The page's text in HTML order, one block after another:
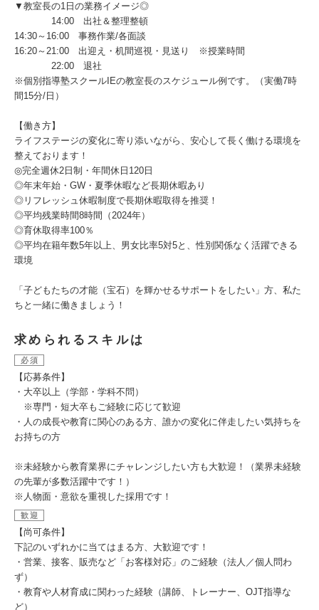
▼教室長の1日の業務イメージ◎
14:00 出社＆整理整頓
14:30～16:00 事務作業/各面談
16:20～21:00 出迎え・机間巡視・見送り ※授業時間
22:00 退社
※個別指導塾スクールIEの教室長のスケジュール例です。（実働7時
間15分/日）
【働き方】
ライフステージの変化に寄り添いながら、安心して長く働ける環境を
整えております！
◎完全週休2日制・年間休日120日
◎年末年始・GW・夏季休暇など長期休暇あり
◎リフレッシュ休暇制度で長期休暇取得を推奨！
◎平均残業時間8時間（2024年）
◎育休取得率100％
◎平均在籍年数5年以上、男女比率5対5と、性別関係なく活躍できる
環境
「子どもたちの才能（宝石）を輝かせるサポートをしたい」方、私た
ちと一緒に働きましょう！
求められるスキルは
必須
【応募条件】
・大卒以上（学部・学科不問）
※専門・短大卒もご経験に応じて歓迎
・人の成長や教育に関心のある方、誰かの変化に伴走したい気持ちを
お持ちの方
※未経験から教育業界にチャレンジしたい方も大歓迎！（業界未経験
の先輩が多数活躍中です！）
※人物面・意欲を重視した採用です！
歓迎
【尚可条件】
下記のいずれかに当てはまる方、大歓迎です！
・営業、接客、販売など「お客様対応」のご経験（法人／個人問わ
ず）
・教育や人材育成に関わった経験（講師、トレーナー、OJT指導な
ど）